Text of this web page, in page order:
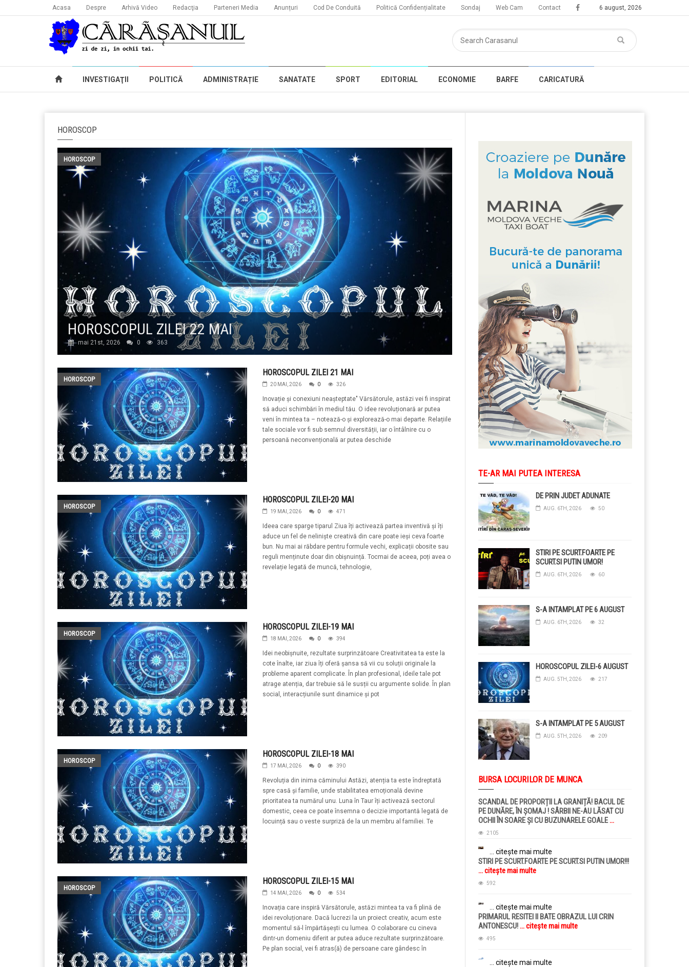
6 august, 2026
Acasa Despre Arhivă Video Redacţia Parteneri Media Anunțuri Cod De Conduită Politică Confidențialitate Sondaj Web Cam Contact
INVESTIGAŢII POLITICĂ ADMINISTRAȚIE SANATATE SPORT EDITORIAL ECONOMIE BARFE CARICATURĂ
HOROSCOP
HOROSCOPUL ZILEI 22 MAI
HOROSCOP
mai 21st, 2026 0 363
HOROSCOP
HOROSCOPUL ZILEI 21 MAI
20 MAI, 2026 0 326
Inovație și conexiuni neașteptate" Vărsătorule, astăzi vei fi inspirat
să aduci schimbări în mediul tău. O idee revoluționară ar putea
veni în mintea ta – notează-o și explorează-o mai departe. Relațiile
tale sociale vor fi sub semnul diversității, iar o întâlnire cu o
persoană neconvențională ar putea deschide
HOROSCOP
HOROSCOPUL ZILEI-20 MAI
19 MAI, 2026 0 471
Ideea care sparge tiparul Ziua îți activează partea inventivă și îți
aduce un fel de neliniște creativă din care poate ieși ceva foarte
bun. Nu mai ai răbdare pentru formule vechi, explicații obosite sau
reguli menținute doar din obișnuință. Tocmai de aceea, poți avea o
revelație legată de muncă, tehnologie,
HOROSCOP
HOROSCOPUL ZILEI-19 MAI
18 MAI, 2026 0 394
Idei neobișnuite, rezultate surprinzătoare Creativitatea ta este la
cote înalte, iar ziua îți oferă șansa să vii cu soluții originale la
probleme aparent complicate. În plan profesional, ideile tale pot
atrage atenția, dar trebuie să le susții cu argumente solide. În plan
social, interacțiunile sunt dinamice și pot
HOROSCOP
HOROSCOPUL ZILEI-18 MAI
17 MAI, 2026 0 390
Revoluția din inima căminului Astăzi, atenția ta este îndreptată
spre casă și familie, unde stabilitatea emoțională devine
prioritatea ta numărul unu. Luna în Taur îți activează sectorul
domestic, ceea ce poate însemna o decizie importantă legată de
locuință sau o veste surpriză de la un membru al familiei. Te
HOROSCOP
HOROSCOPUL ZILEI-15 MAI
14 MAI, 2026 0 534
Inovația care inspiră Vărsătorule, astăzi mintea ta va fi plină de
idei revoluționare. Dacă lucrezi la un proiect creativ, acum este
momentul să-l împărtășești cu lumea. O colaborare cu cineva
dintr-un domeniu diferit ar putea aduce rezultate surprinzătoare.
Pe plan social, vei fi atras(ă) de persoane care gândesc în
TE-AR MAI PUTEA INTERESA
DE PRIN JUDET ADUNATE
AUG. 6TH, 2026 50
STIRI PE SCURT.FOARTE PE
SCURT.SI PUTIN UMOR!
AUG. 6TH, 2026 60
S-A INTAMPLAT PE 6 AUGUST
AUG. 6TH, 2026 32
HOROSCOPUL ZILEI-6 AUGUST
AUG. 5TH, 2026 217
S-A INTAMPLAT PE 5 AUGUST
AUG. 5TH, 2026 209
BURSA LOCURILOR DE MUNCA
SCANDAL DE PROPORȚII LA GRANIȚĂ! BACUL DE
PE DUNĂRE, ÎN ȘOMAJ ! SÂRBII NE-AU LĂSAT CU
OCHII ÎN SOARE ȘI CU BUZUNARELE GOALE...
citește mai multe
2105
... citește mai multe
STIRI PE SCURT.FOARTE PE SCURT.SI PUTIN UMOR!!!
... citește mai multe
592
... citește mai multe
PRIMARUL RESITEI II BATE OBRAZUL LUI CRIN
ANTONESCU!... citește mai multe
495
... citește mai multe